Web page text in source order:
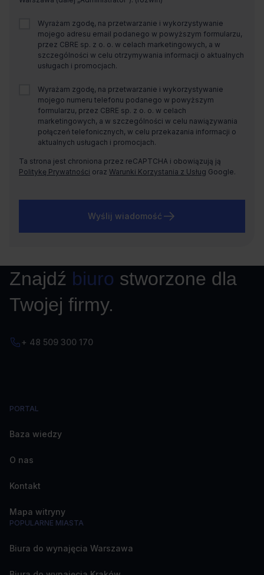
Wyrażam zgodę, na przetwarzanie i wykorzystywanie
mojego adresu email podanego w powyższym formularzu,
przez CBRE sp. z o. o. w celach marketingowych, a w
szczególności w celu otrzymywania informacji o aktualnych
usługach i promocjach.
Wyrażam zgodę, na przetwarzanie i wykorzystywanie
mojego numeru telefonu podanego w powyższym
formularzu, przez CBRE sp. z o. o. w celach
marketingowych, a w szczególności w celu nawiązywania
połączeń telefonicznych, w celu przekazania informacji o
aktualnych usługach i promocjach.
Ta strona jest chroniona przez reCAPTCHA i obowiązują ją
Politykę Prywatności oraz Warunki Korzystania z Usług Google.
Wyślij wiadomość
Znajdź biuro stworzone dla
Twojej firmy.
+ 48 509 300 170
PORTAL
Baza wiedzy
O nas
Kontakt
Mapa witryny
POPULARNE MIASTA
Biura do wynajęcia Warszawa